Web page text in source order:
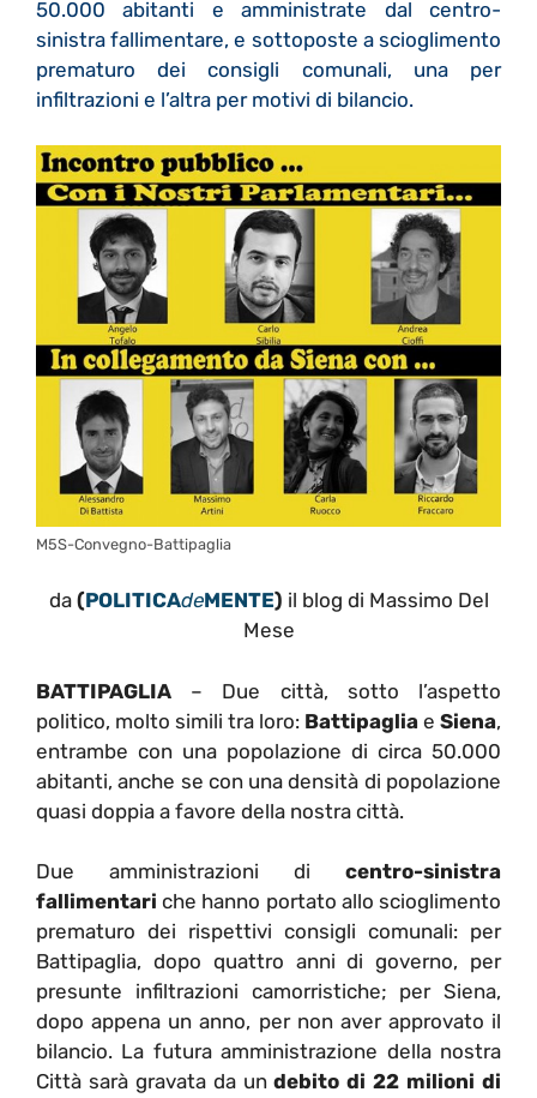
50.000 abitanti e amministrate dal centro-
sinistra fallimentare, e sottoposte a scioglimento
prematuro dei consigli comunali, una per
infiltrazioni e l’altra per motivi di bilancio.
M5S-Convegno-Battipaglia
da (POLITICAdeMENTE) il blog di Massimo Del
Mese
BATTIPAGLIA – Due città, sotto l’aspetto
politico, molto simili tra loro: Battipaglia e Siena,
entrambe con una popolazione di circa 50.000
abitanti, anche se con una densità di popolazione
quasi doppia a favore della nostra città.
Due amministrazioni di centro-sinistra
fallimentari che hanno portato allo scioglimento
prematuro dei rispettivi consigli comunali: per
Battipaglia, dopo quattro anni di governo, per
presunte infiltrazioni camorristiche; per Siena,
dopo appena un anno, per non aver approvato il
bilancio. La futura amministrazione della nostra
Città sarà gravata da undebito di 22 milioni di